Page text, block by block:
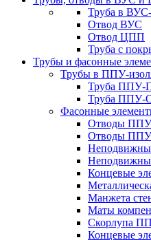
Труба в
Отвод ВУС
Отвод ЦПП
Труба с
Трубы и фасонные
Трубы в ППУ-
Труба ППУ-
Труба ППУ-
Фасонные
Отводы
Отводы
Концевые
Манжета
Маты
Скорлупа
Концевые